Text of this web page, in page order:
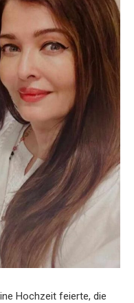
Hochzeit feierte, die